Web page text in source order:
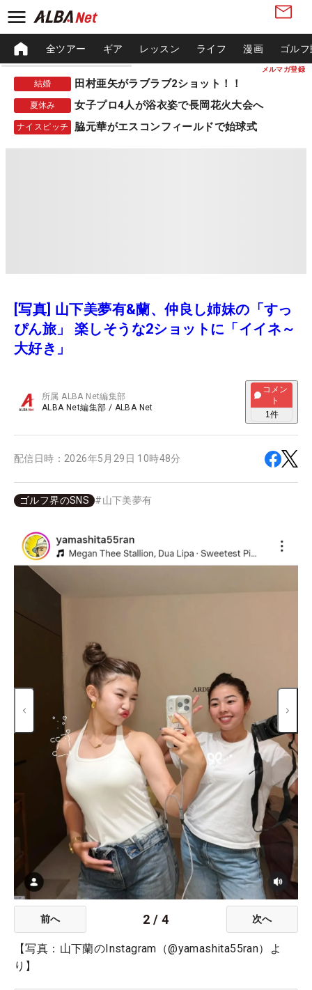
メルマガ登録
全ツアー ギア レッスン ライフ 漫画 ゴル
結婚 田村亜矢がラブラブ2ショット！！
夏休み 女子プロ4人が浴衣姿で長岡花火大会へ
ナイスピッチ 脇元華がエスコンフィールドで始球式
[写真] 山下美夢有&蘭、仲良し姉妹の「すっ
ぴん旅」 楽しそうな2ショットに「イイネ～
大好き」
所属ALBA Net編集部
ALBA Net編集部 / ALBA Net
コメン
ト
1件
配信日時： 2026年5月29日 10時48分
ゴルフ界のSNS #山下美夢有
前へ 2 /4 次へ
【写真：山下蘭のInstagram（@yamashita55ran）よ
り】